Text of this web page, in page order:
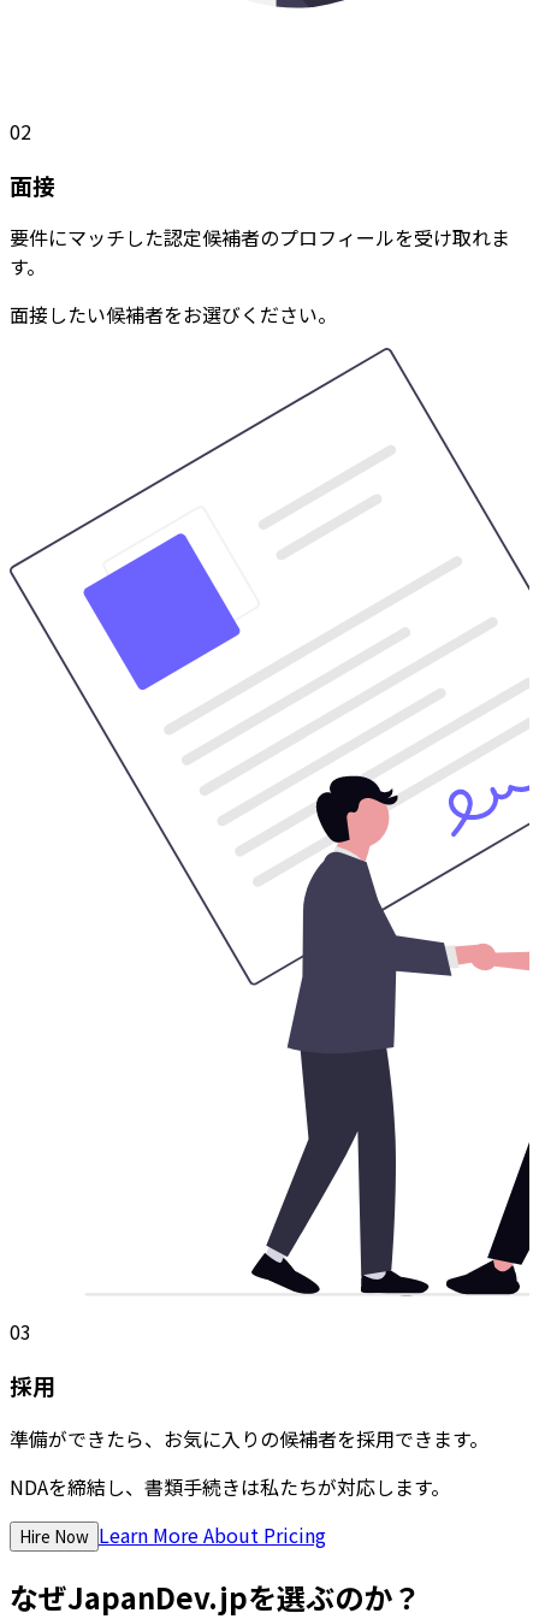
02
面接
要件にマッチした認定候補者のプロフィールを受け取れま
す。
面接したい候補者をお選びください。
03
採用
準備ができたら、お気に入りの候補者を採用できます。
NDAを締結し、書類手続きは私たちが対応します。
Hire Now Learn More About Pricing
なぜJapanDev.jpを選ぶのか？